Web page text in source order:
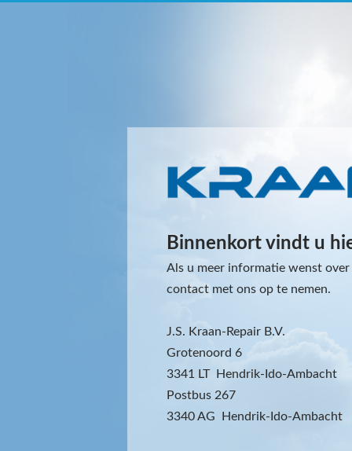
Binnenkort vindt u
Als u meer informatie wenst
contact met ons op te nemen.
J.S. Kraan-Repair B.V.
Grotenoord 6
3341 LT Hendrik-Ido-Ambacht
Postbus 267
3340 AG Hendrik-Ido-Ambacht